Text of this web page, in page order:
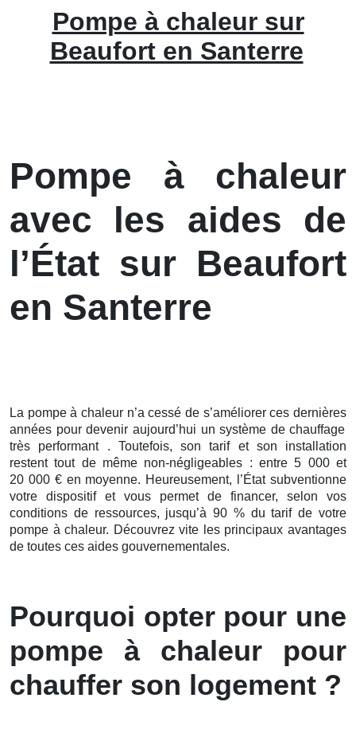
Pompe à chaleur sur
Beaufort en Santerre
Pompe à chaleur
avec les aides de
l’État sur Beaufort
en Santerre
La pompe à chaleur n’a cessé de s’améliorer ces dernières
années pour devenir aujourd’hui un système de chauffage
très performant . Toutefois, son tarif et son installation
restent tout de même non-négligeables : entre 5 000 et
20 000 € en moyenne. Heureusement, l’État subventionne
votre dispositif et vous permet de financer, selon vos
conditions de ressources, jusqu’à 90 % du tarif de votre
pompe à chaleur. Découvrez vite les principaux avantages
de toutes ces aides gouvernementales.
Pourquoi opter pour une
pompe à chaleur pour
chauffer son logement ?